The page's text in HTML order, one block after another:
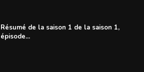
Résumé de la saison 1 de la saison 1,
épisode...